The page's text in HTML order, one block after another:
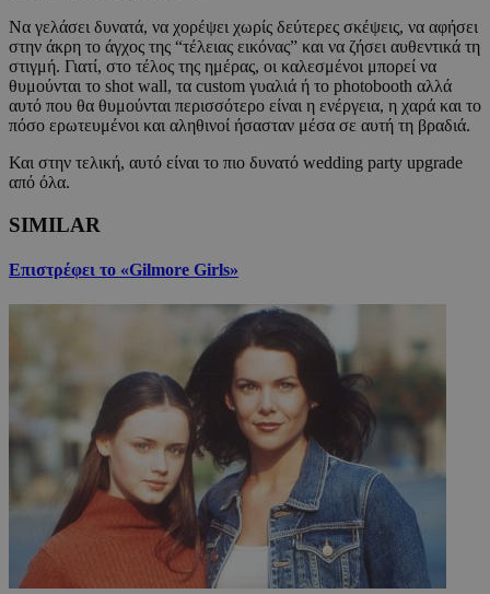
Να γελάσει δυνατά, να χορέψει χωρίς δεύτερες σκέψεις, να αφήσει
στην άκρη το άγχος της “τέλειας εικόνας” και να ζήσει αυθεντικά τη
στιγμή. Γιατί, στο τέλος της ημέρας, οι καλεσμένοι μπορεί να
θυμούνται το shot wall, τα custom γυαλιά ή το photobooth αλλά
αυτό που θα θυμούνται περισσότερο είναι η ενέργεια, η χαρά και το
πόσο ερωτευμένοι και αληθινοί ήσασταν μέσα σε αυτή τη βραδιά.
Και στην τελική, αυτό είναι το πιο δυνατό wedding party upgrade
από όλα.
SIMILAR
Επιστρέφει το «Gilmore Girls»